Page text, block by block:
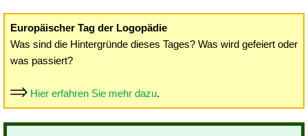
Europäischer Tag der Logopädie
Was sind die Hintergründe dieses Tages? Was wird gefeiert oder
was passiert?
Hier erfahren Sie mehr dazu.